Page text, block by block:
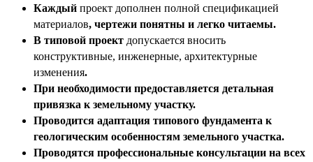
Каждый проект дополнен полной спецификацией
материалов, чертежи понятны и легко читаемы.
В типовой проект допускается вносить
конструктивные, инженерные, архитектурные
изменения.
При необходимости предоставляется детальная
привязка к земельному участку.
Проводится адаптация типового фундамента к
геологическим особенностям земельного участка.
Проводятся профессиональные консультации на всех